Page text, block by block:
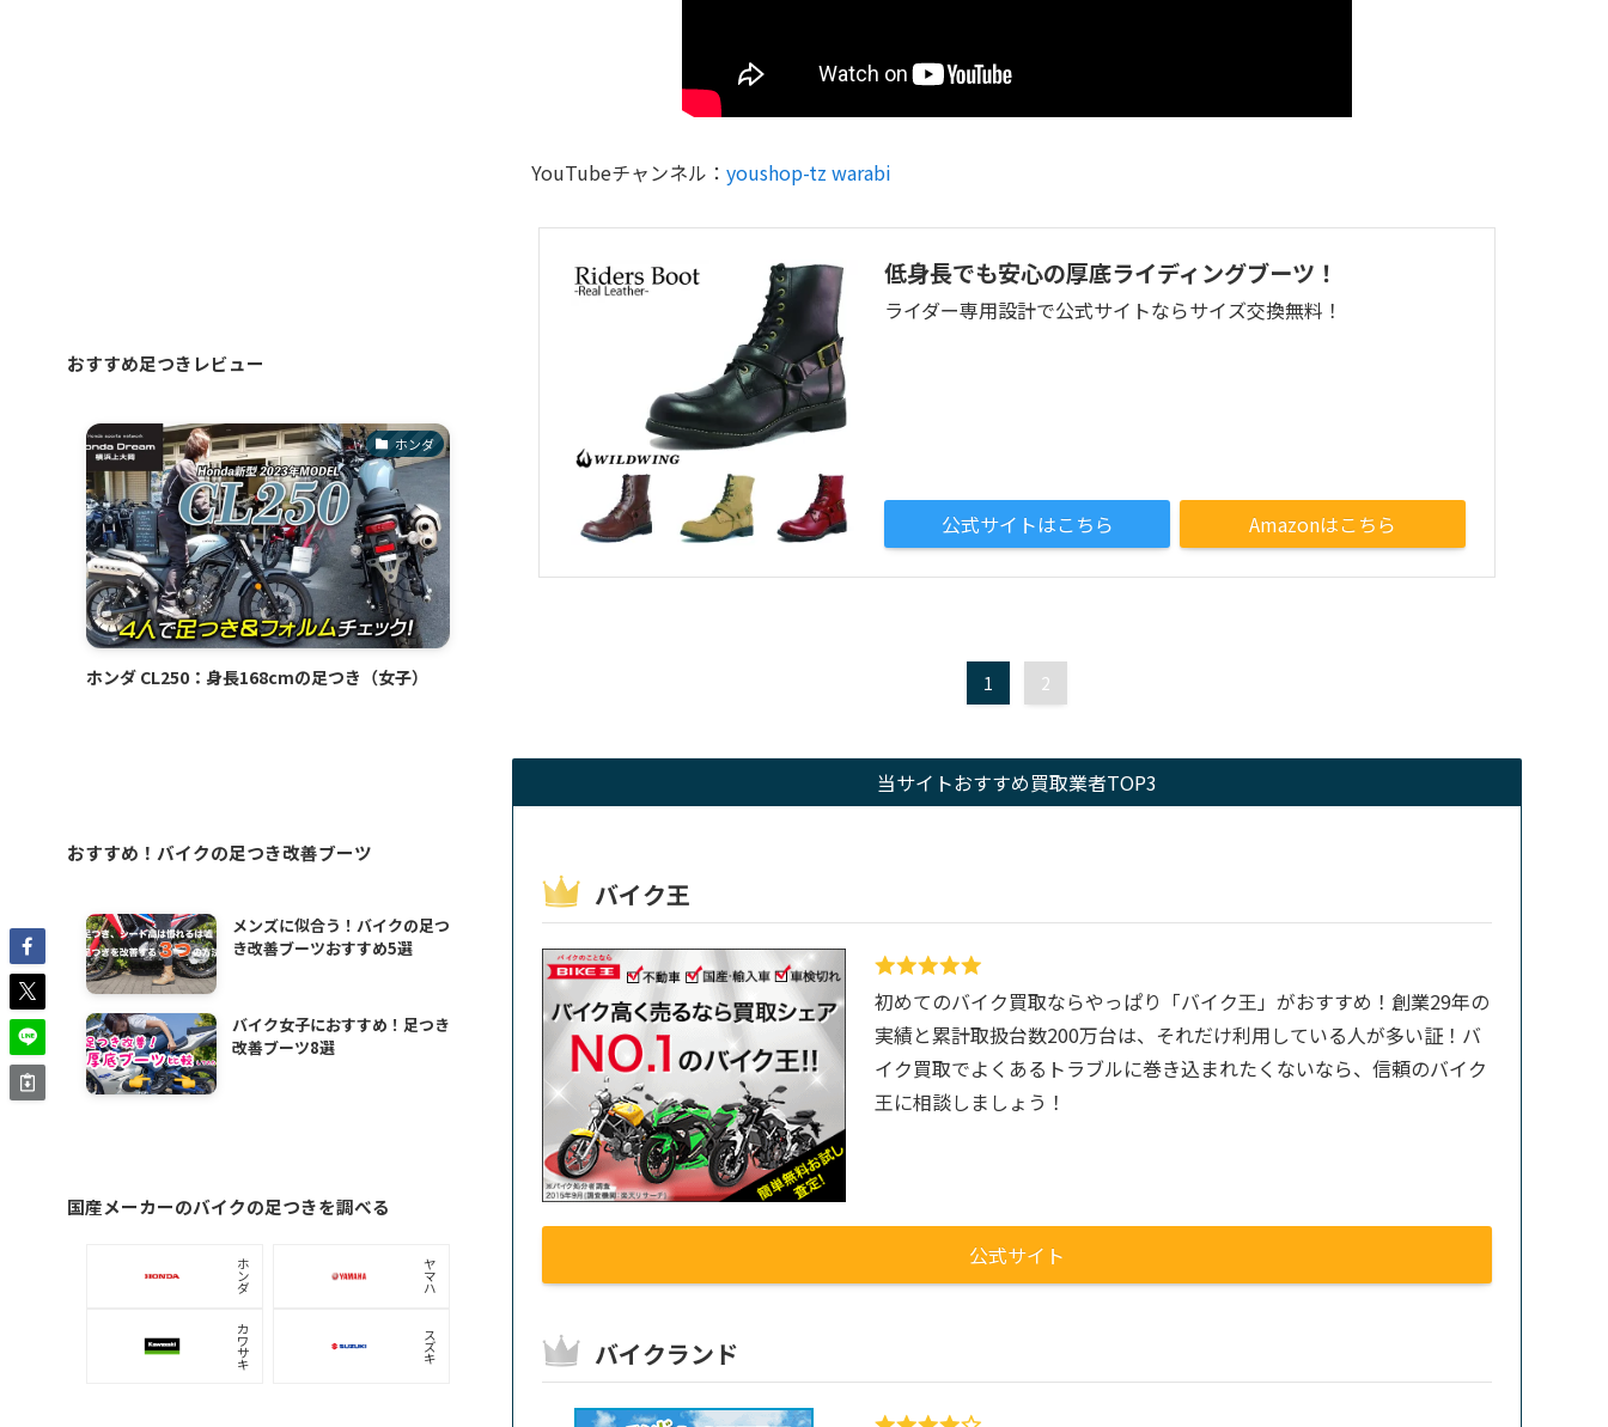
YouTubeチャンネル： youshop-tz warabi
低身長でも安心の厚底ライディングブーツ！
ライダー専用設計で公式サイトならサイズ交換無料！
公式サイトはこちら Amazonはこちら
1 2
当サイトおすすめ買取業者TOP3
バイク王
初めてのバイク買取ならやっぱり「バイク王」がおすすめ！創業29年の
実績と累計取扱台数200万台は、それだけ利用している人が多い証！バ
イク買取でよくあるトラブルに巻き込まれたくないなら、信頼のバイク
王に相談しましょう！
公式サイト
バイクランド
おすすめ足つきレビュー
ホンダ
ホンダ CL250：身長168cmの足つき（女子）
おすすめ！バイクの足つき改善ブーツ
メンズに似合う！バイクの足つ
き改善ブーツおすすめ5選
バイク女子におすすめ！足つき
改善ブーツ8選
国産メーカーのバイクの足つきを調べる
ホ
ン
ダ
ヤ
マ
ハ
カ
ワ
サ
キ
ス
ズ
キ